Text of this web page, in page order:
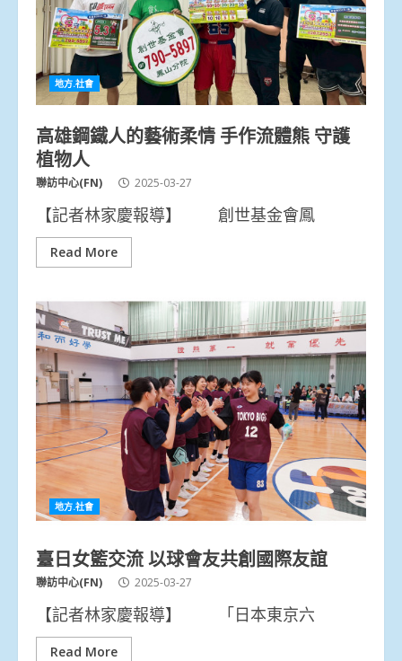
地方.社會
高雄鋼鐵人的藝術柔情 手作流體熊 守護
植物人
聯訪中心(FN) 2025-03-27
【記者林家慶報導】 創世基金會鳳
Read More
地方.社會
臺日女籃交流 以球會友共創國際友誼
聯訪中心(FN) 2025-03-27
【記者林家慶報導】 「日本東京六
Read More